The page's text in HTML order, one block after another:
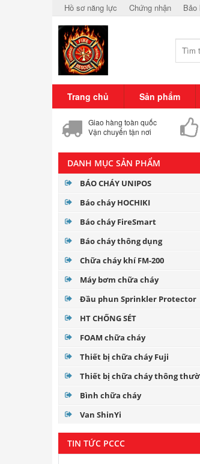
Hồ sơ năng lực Chứng nhận Bảo
Trang chủ Sản phẩm
Giao hàng toàn quốc
Vận chuyển tận nơi
DANH MỤC SẢN PHẨM
BÁO CHÁY UNIPOS
Báo cháy HOCHIKI
Báo cháy FireSmart
Báo cháy thông dụng
Chữa cháy khí FM-200
Máy bơm chữa cháy
Đầu phun Sprinkler Protector
HT CHỐNG SÉT
FOAM chữa cháy
Thiết bị chữa cháy Fuji
Thiết bị chữa cháy thông
Bình chữa cháy
Van ShinYi
TIN TỨC PCCC